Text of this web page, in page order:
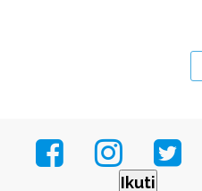
Ikuti